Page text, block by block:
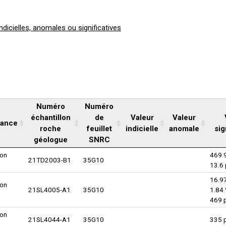
anomales ou significatives
Numéro
échantillon
roche
géologue
Numéro
de
feuillet
SNRC
Valeur
indicielle
Valeur
anomale
21TD2003-B1 35G10
13.6
21SL4005-A1 35G10
1.84
469
21SL4044-A1 35G10 335